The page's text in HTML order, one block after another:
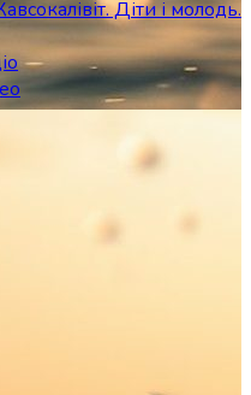
Діти і молодь.